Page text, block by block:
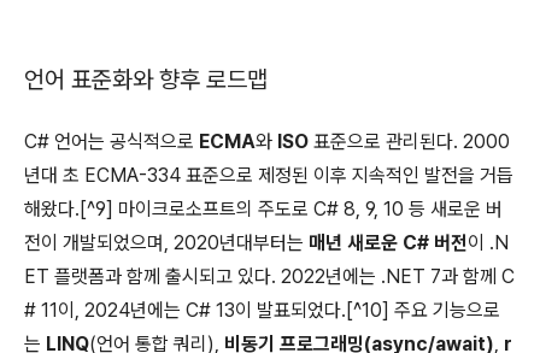
언어 표준화와 향후 로드맵
C# 언어는 공식적으로 ECMA와 ISO 표준으로 관리된다. 2000
년대 초 ECMA-334 표준으로 제정된 이후 지속적인 발전을 거듭
해왔다.[^9] 마이크로소프트의 주도로 C# 8, 9, 10 등 새로운 버
전이 개발되었으며, 2020년대부터는 매년 새로운 C# 버전이 .N
ET 플랫폼과 함께 출시되고 있다. 2022년에는 .NET 7과 함께 C
# 11이, 2024년에는 C# 13이 발표되었다.[^10] 주요 기능으로
는 LINQ(언어 통합 쿼리), 비동기 프로그래밍(async/await), r